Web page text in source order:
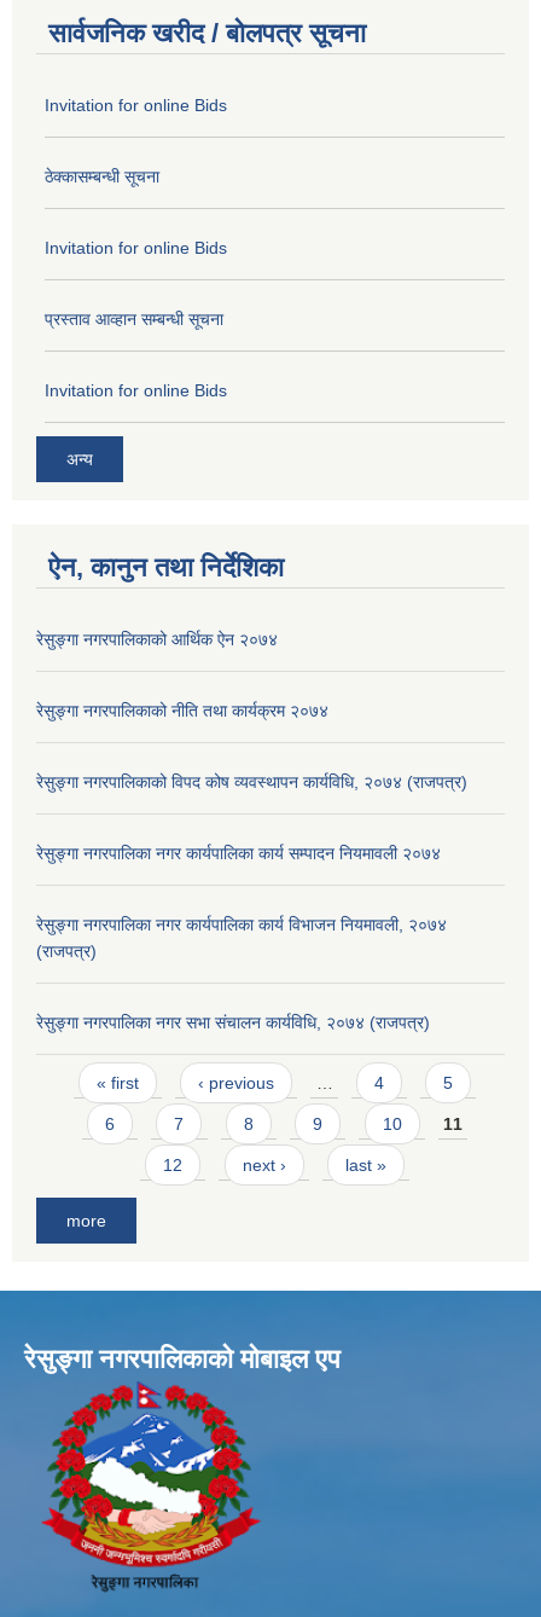
सार्वजनिक खरीद / बोलपत्र सूचना
Invitation for online Bids
ठेक्कासम्बन्धी सूचना
Invitation for online Bids
प्रस्ताव आव्हान सम्बन्धी सूचना
Invitation for online Bids
अन्य
ऐन, कानुन तथा निर्देशिका
रेसुङ्गा नगरपालिकाको आर्थिक ऐन २०७४
रेसुङ्गा नगरपालिकाको नीति तथा कार्यक्रम २०७४
रेसुङ्गा नगरपालिकाको विपद कोष व्यवस्थापन कार्यविधि, २०७४ (राजपत्र)
रेसुङ्गा नगरपालिका नगर कार्यपालिका कार्य सम्पादन नियमावली २०७४
रेसुङ्गा नगरपालिका नगर कार्यपालिका कार्य विभाजन नियमावली, २०७४
(राजपत्र)
रेसुङ्गा नगरपालिका नगर सभा संचालन कार्यविधि, २०७४ (राजपत्र)
Pages
« first ‹ previous 4 5
6 7 8 9 10 11
12 next › last »
more
रेसुङ्गा नगरपालिकाकाे माेबाइल एप